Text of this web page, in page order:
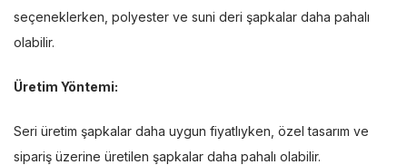
seçeneklerken, polyester ve suni deri şapkalar daha pahalı
olabilir.
Üretim Yöntemi:
Seri üretim şapkalar daha uygun fiyatlıyken, özel tasarım ve
sipariş üzerine üretilen şapkalar daha pahalı olabilir.